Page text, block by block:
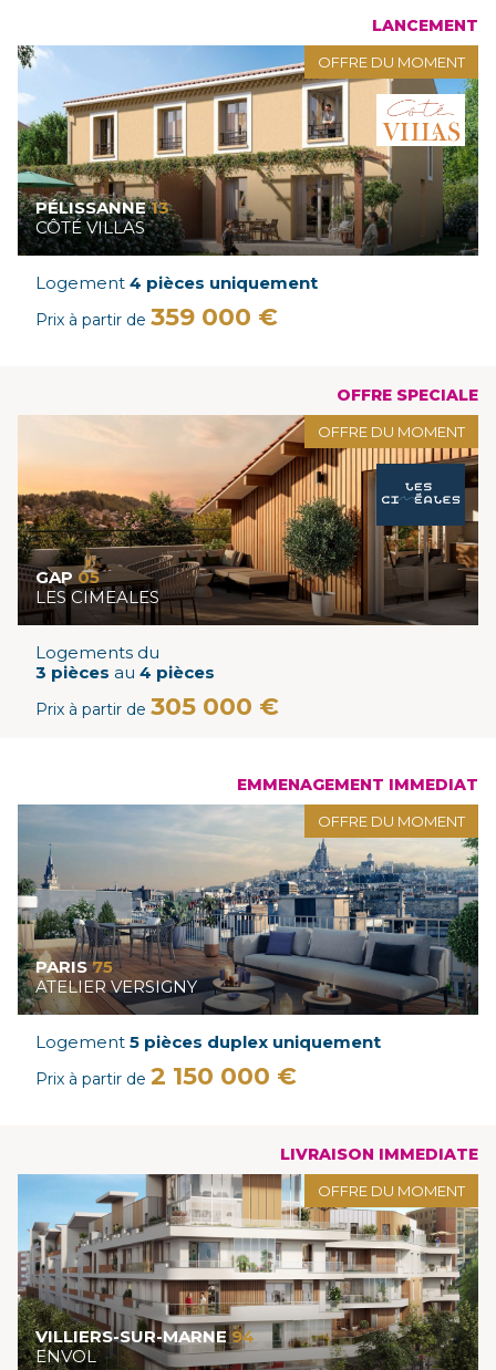
LANCEMENT
OFFRE DU MOMENT
PÉLISSANNE13
CÔTÉ VILLAS
Logement 4 pièces uniquement
Prix à partir de 359 000 €
OFFRE SPECIALE
OFFRE DU MOMENT
GAP 05
LES CIMEALES
Logements du
3 pièces au 4 pièces
Prix à partir de 305 000 €
EMMENAGEMENT IMMEDIAT
OFFRE DU MOMENT
PARIS75
ATELIER VERSIGNY
Logement 5 pièces duplex uniquement
Prix à partir de 2 150 000 €
LIVRAISON IMMEDIATE
OFFRE DU MOMENT
VILLIERS-SUR-MARNE 94
ENVOL